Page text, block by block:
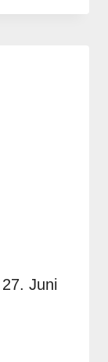
Juni